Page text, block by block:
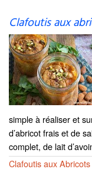
Clafoutis aux
simple à réaliser et
d’abricot frais et de
complet, de lait
Clafoutis aux Abricots